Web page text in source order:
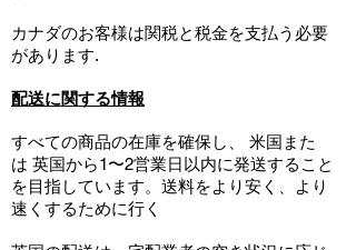
カナダのお客様は関税と税金を支払う必要
があります.
配送に関する情報
すべての商品の在庫を確保し、 米国また
は 英国から1〜2営業日以内に発送すること
を目指しています。送料をより安く、より
速くするために行く